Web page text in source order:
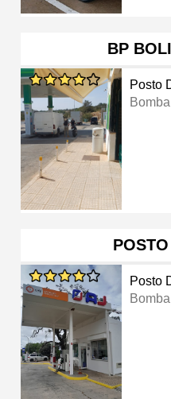
BP
Posto
Posto